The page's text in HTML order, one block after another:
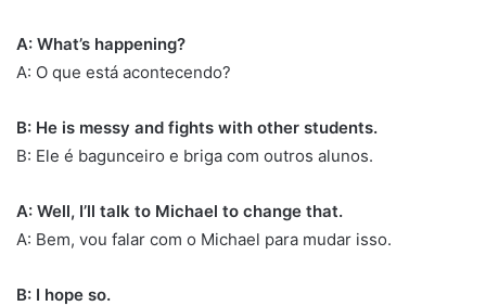
A: What’s happening?
A: O que está acontecendo?
B: He is messy and fights with other students.
B: Ele é bagunceiro e briga com outros alunos.
A: Well, I’ll talk to Michael to change that.
A: Bem, vou falar com o Michael para mudar isso.
B: I hope so.